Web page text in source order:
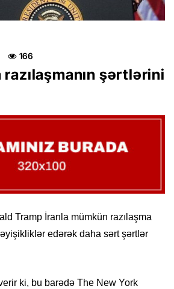
166
şərtlərini
Tramp İranla mümkün razılaşma
edərək daha sərt şərtlər
ki, bu barədə The New York